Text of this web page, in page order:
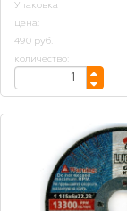
Упаковка
цена:
490 руб.
количество: